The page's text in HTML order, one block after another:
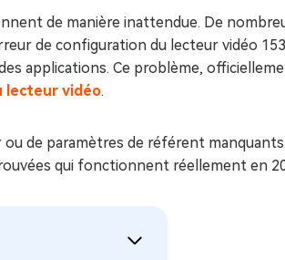
de manière inattendue. De
de configuration du lecteur vidéo
applications. Ce problème,
lecteur vidéo.
de paramètres de référent
qui fonctionnent réellement en